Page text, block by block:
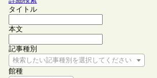
タイトル
本文
記事種別
検索したい記事種別を選択してください
館種